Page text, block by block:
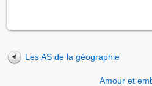
Les AS de la géographie
Amour et